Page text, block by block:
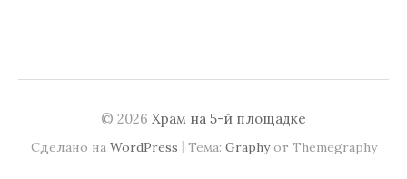
© 2026 Храм на 5-й площадке
Сделано на WordPress | Тема: Graphyот Themegraphy